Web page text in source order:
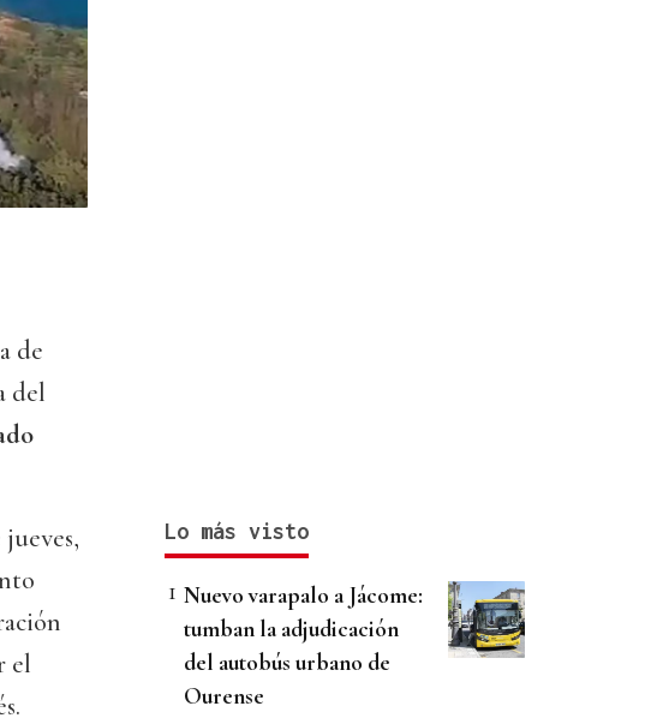
de
del
el
Lo más visto
Nuevo varapalo a Jácome:
tumban la adjudicación
del autobús urbano de
Ourense